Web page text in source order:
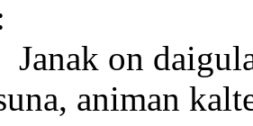
on daigula,
animan